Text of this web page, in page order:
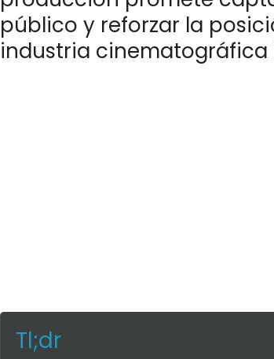
público y reforzar la
industria cinematográfica
Tl;dr